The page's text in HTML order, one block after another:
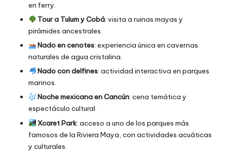
en ferry.
Tour a Tulum y Cobá: visita a ruinas mayas y
pirámides ancestrales.
Nado en cenotes: experiencia única en cavernas
naturales de agua cristalina.
Nado con delfines: actividad interactiva en parques
marinos.
Noche mexicana en Cancún: cena temática y
espectáculo cultural.
Xcaret Park: acceso a uno de los parques más
famosos de la Riviera Maya, con actividades acuáticas
y culturales.